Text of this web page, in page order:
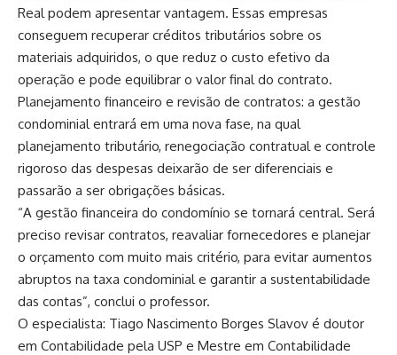
Real podem apresentar vantagem. Essas empresas
conseguem recuperar créditos tributários sobre os
materiais adquiridos, o que reduz o custo efetivo da
operação e pode equilibrar o valor final do contrato.
Planejamento financeiro e revisão de contratos: a gestão
condominial entrará em uma nova fase, na qual
planejamento tributário, renegociação contratual e controle
rigoroso das despesas deixarão de ser diferenciais e
passarão a ser obrigações básicas.
“A gestão financeira do condomínio se tornará central. Será
preciso revisar contratos, reavaliar fornecedores e planejar
o orçamento com muito mais critério, para evitar aumentos
abruptos na taxa condominial e garantir a sustentabilidade
das contas”, conclui o professor.
O especialista: Tiago Nascimento Borges Slavov é doutor
em Contabilidade pela USP e Mestre em Contabilidade